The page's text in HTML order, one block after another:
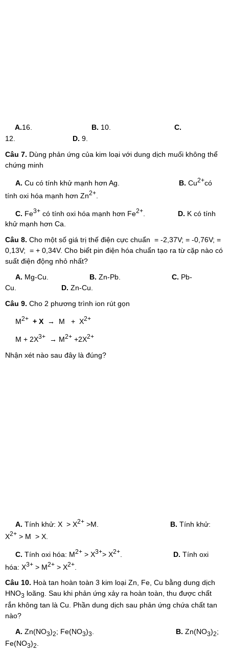
A.16. B. 10. C.
12. D. 9.
Câu 7. Dùng phản ứng của kim loại với dung dịch muối không thể
chứng minh
A. Cu có tính khử mạnh hơn Ag. B. Cu2+có
tính oxi hóa mạnh hơn Zn2+
C. Fe3+ có tính oxi hóa mạnh hơn Fe2+ D. K có tính
khử mạnh hơn Ca.
Câu 8. Cho một số giá trị thế điện cực chuẩn = -2,37V; = -0,76V; =
0,13V; = + 0,34V. Cho biết pin điện hóa chuẩn tạo ra từ cặp nào có
suất điện động nhỏ nhất?
A. Mg-Cu. B. Zn-Pb. C. Pb-
Cu. D. Zn-Cu.
Câu 9. Cho 2 phương trình ion rút gọn
M2+ + X → M + X2+
M + 2X3+ → M2+ +2X2+
Nhận xét nào sau đây là đúng?
A. Tính khử: X > X2+ >M. B. Tính khử:
X2+ > M > X.
C. Tính oxi hóa: M2+ > X3+> X2+ D. Tính oxi
hóa: X3+ > M2+ > X2+
Câu 10. Hoà tan hoàn toàn 3 kim loại Zn, Fe, Cu bằng dung dịch
HNO3 loãng. Sau khi phản ứng xảy ra hoàn toàn, thu được chất
rắn không tan là Cu. Phần dung dịch sau phản ứng chứa chất tan
nào?
A. Zn(NO3)2; Fe(NO3)3 B. Zn(NO3)2;
Fe(NO3)2